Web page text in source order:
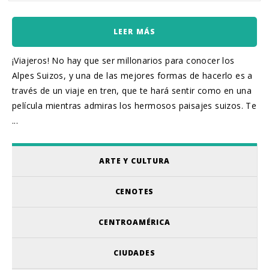
LEER MÁS
¡Viajeros! No hay que ser millonarios para conocer los
Alpes Suizos, y una de las mejores formas de hacerlo es a
través de un viaje en tren, que te hará sentir como en una
película mientras admiras los hermosos paisajes suizos. Te
...
ARTE Y CULTURA
CENOTES
CENTROAMÉRICA
CIUDADES